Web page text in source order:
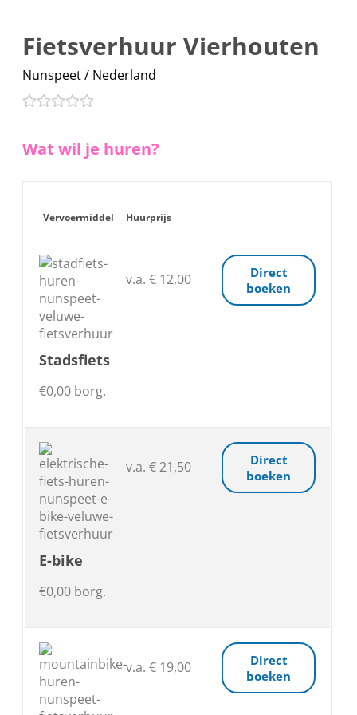
Fietsverhuur Vierhouten
Nunspeet / Nederland
Wat wil je huren?
Vervoermiddel Huurprijs
Stadsfiets
€0,00 borg.
v.a. € 12,00
Direct
boeken
E-bike
€0,00 borg.
v.a. € 21,50
Direct
boeken
v.a. € 19,00
Direct
boeken